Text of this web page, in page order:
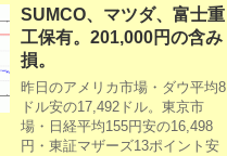
SUMCO、マツダ、富士重
工保有。201,000円の含み
損。
昨日のアメリカ市場・ダウ平均8
ドル安の17,492ドル。東京市
場・日経平均155円安の16,498
円・東証マザーズ13ポイント安